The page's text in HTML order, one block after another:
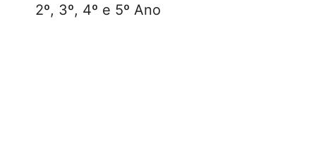
2º, 3º, 4º e 5º Ano